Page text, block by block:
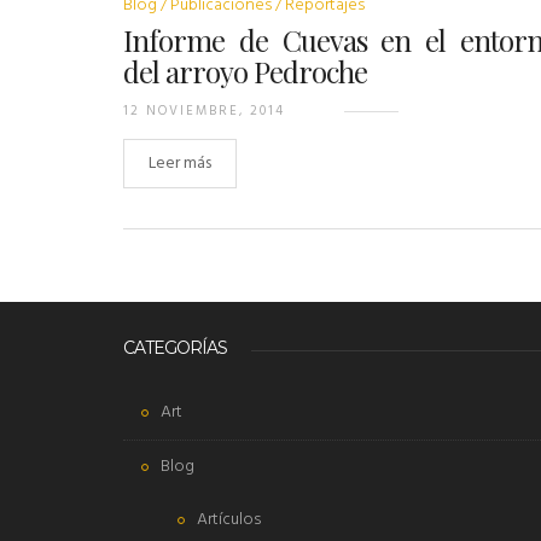
Informe de Cuevas en el
del arroyo Pedroche
12 NOVIEMBRE, 2014
Leer más
CATEGORÍAS
Art
Blog
Artículos